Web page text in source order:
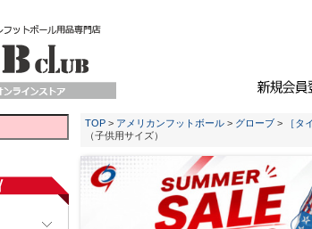
TOP > アメリカンフットボール > グローブ > ［タ
（子供用サイズ）